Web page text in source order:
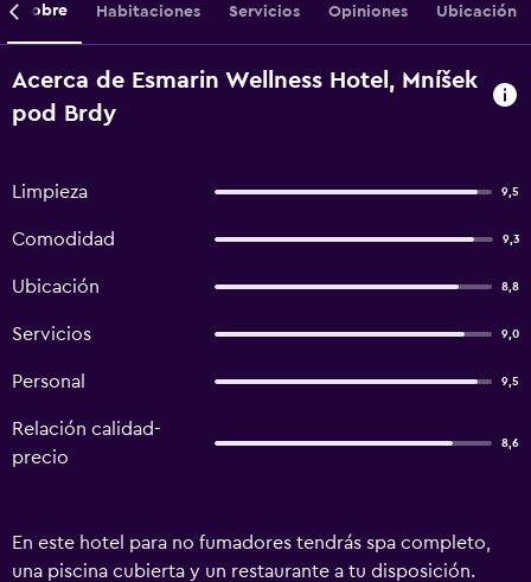
Sobre Habitaciones Servicios Opiniones Ubicación
Acerca de Esmarin Wellness Hotel, Mníšek
pod Brdy
Limpieza 9,5
Comodidad 9,3
Ubicación 8,8
Servicios 9,0
Personal 9,5
Relación calidad-
precio
8,6
En este hotel para no fumadores tendrás spa completo,
una piscina cubierta y un restaurante a tu disposición.